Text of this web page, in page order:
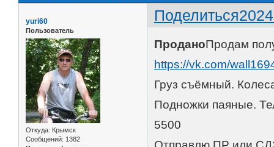
Поделиться
yuri60
Пользователь
Откуда: Крымск
Сообщений: 1382
ПроданоПродам
https://vk.com/
Груз съёмный.
Подножки паяные.
5500